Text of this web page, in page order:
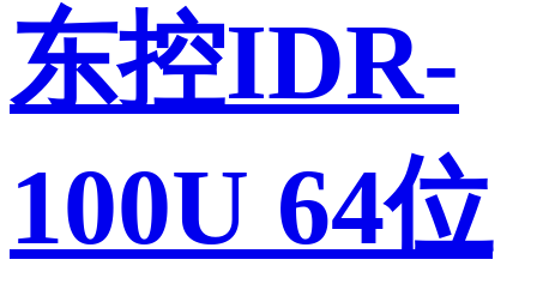
东控IDR-
100U 64位